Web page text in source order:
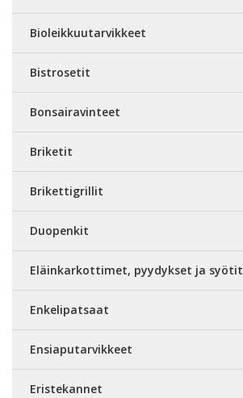
Bioleikkuutarvikkeet
Bistrosetit
Bonsairavinteet
Briketit
Brikettigrillit
Duopenkit
Eläinkarkottimet, pyydykset ja syötit
Enkelipatsaat
Ensiaputarvikkeet
Eristekannet